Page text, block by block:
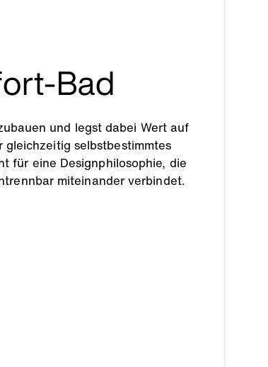
Bad
und legst dabei Wert auf
gleichzeitig selbstbestimmtes
für eine Designphilosophie, die
miteinander verbindet.